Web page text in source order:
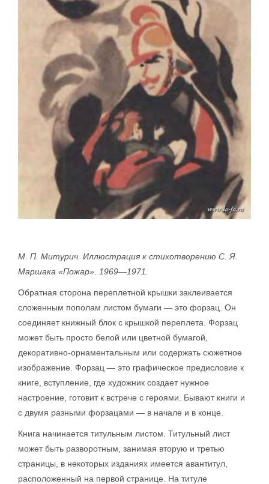
М. П. Митурич. Иллюстрация к стихотворению С. Я.
Маршака «Пожар». 1969—1971.
Обратная сторона переплетной крышки заклеивается
сложенным пополам листом бумаги — это форзац. Он
соединяет книжный блок с крышкой переплета. Форзац
может быть просто белой или цветной бумагой,
декоративно-орнаментальным или содержать сюжетное
изображение. Форзац — это графическое предисловие к
книге, вступление, где художник создает нужное
настроение, готовит к встрече с героями. Бывают книги и
с двумя разными форзацами — в начале и в конце.
Книга начинается титульным листом. Титульный лист
может быть разворотным, занимая вторую и третью
страницы, в некоторых изданиях имеется авантитул,
расположенный на первой странице. На титуле